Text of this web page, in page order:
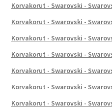
Korvakorut - Swarovski -
Korvakorut - Swarovski -
Korvakorut - Swarovski -
Korvakorut - Swarovski -
Korvakorut - Swarovski -
Korvakorut - Swarovski -
Korvakorut - Swarovski -